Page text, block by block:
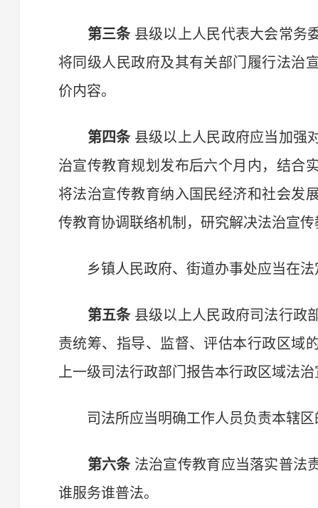
第三条 县级以上人民代表大会常务
将同级人民政府及其有关部门履行法治
价内容。
第四条 县级以上人民政府应当加强
治宣传教育规划发布后六个月内，结合
将法治宣传教育纳入国民经济和社会发
传教育协调联络机制，研究解决法治宣传
乡镇人民政府、街道办事处应当在法
第五条 县级以上人民政府司法行政
责统筹、指导、监督、评估本行政区域
上一级司法行政部门报告本行政区域法治
司法所应当明确工作人员负责本辖区
第六条 法治宣传教育应当落实普法
谁服务谁普法。